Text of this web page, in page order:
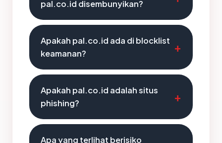
pal.co.id disembunyikan?
Apakah pal.co.id ada di blocklist
keamanan?
Apakah pal.co.id adalah situs
phishing?
Apa yang terlihat berisiko